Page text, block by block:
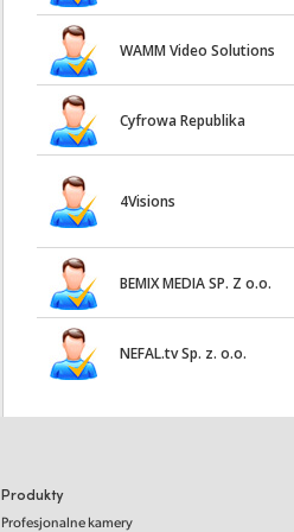
WAMM Video Solutions
Cyfrowa Republika
4Visions
BEMIX MEDIA SP. Z o.o.
NEFAL.tv Sp. z. o.o.
Produkty
Profesjonalne kamery